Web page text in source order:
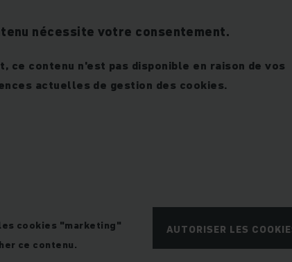
nécessite votre consentement.
ce contenu n'est pas disponible en raison de vos
actuelles de gestion des cookies.
cookies "marketing"
ce contenu.
AUTORISER LES